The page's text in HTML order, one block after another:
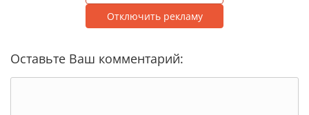
Отключить рекламу
Оставьте Ваш комментарий: